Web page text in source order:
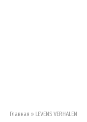
Главная » LEVENS VERHALEN